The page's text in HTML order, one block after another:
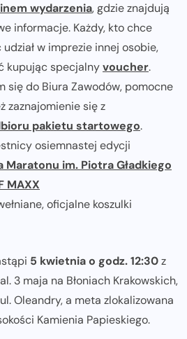
wydarzenia, gdzie znajdują
informacje. Każdy, kto chce
w imprezie innej osobie,
kupując specjalnyvoucher.
się do Biura Zawodów, pomocne
zaznajomienie się z
pakietu startowego.
osiemnastej edycji
Maratonu im. Piotra Gładkiego
MAXX
oficjalne koszulki
5 kwietnia o godz. 12:30z
3 maja na Błoniach Krakowskich,
Oleandry, a meta zlokalizowana
Kamienia Papieskiego.